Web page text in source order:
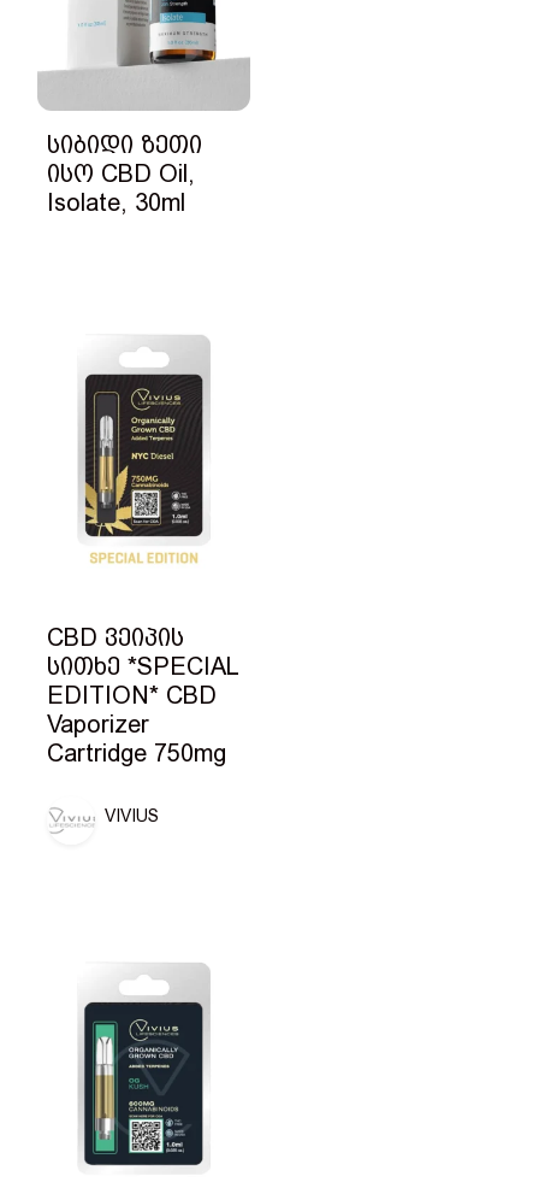
სიბიდი ზეთი
ისო CBD Oil,
Isolate, 30ml
CBD ვეიპის
სითხე *SPECIAL
EDITION* CBD
Vaporizer
Cartridge 750mg
VIVIUS